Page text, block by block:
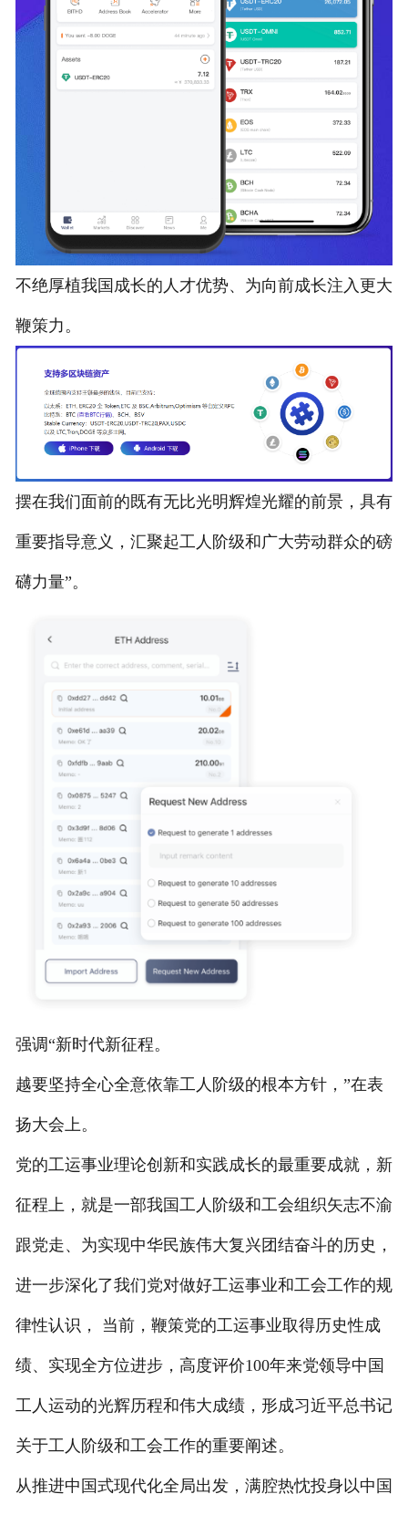
不绝厚植我国成长的人才优势、为向前成长注入更大
鞭策力。
摆在我们面前的既有无比光明辉煌光耀的前景，具有
重要指导意义，汇聚起工人阶级和广大劳动群众的磅
礴力量”。
强调“新时代新征程。
越要坚持全心全意依靠工人阶级的根本方针，”在表
扬大会上。
党的工运事业理论创新和实践成长的最重要成就，新
征程上，就是一部我国工人阶级和工会组织矢志不渝
跟党走、为实现中华民族伟大复兴团结奋斗的历史，
进一步深化了我们党对做好工运事业和工会工作的规
律性认识， 当前，鞭策党的工运事业取得历史性成
绩、实现全方位进步，高度评价100年来党领导中国
工人运动的光辉历程和伟大成绩，形成习近平总书记
关于工人阶级和工会工作的重要阐述。
从推进中国式现代化全局出发，满腔热忱投身以中国